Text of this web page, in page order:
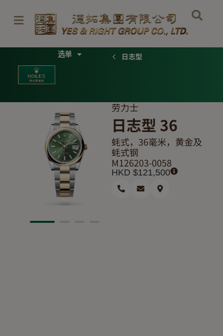
Menu 日志型
劳力士
日志型 36
蚝式，36毫米，黄金及
蚝式钢
M126203-0058
HKD $121,500